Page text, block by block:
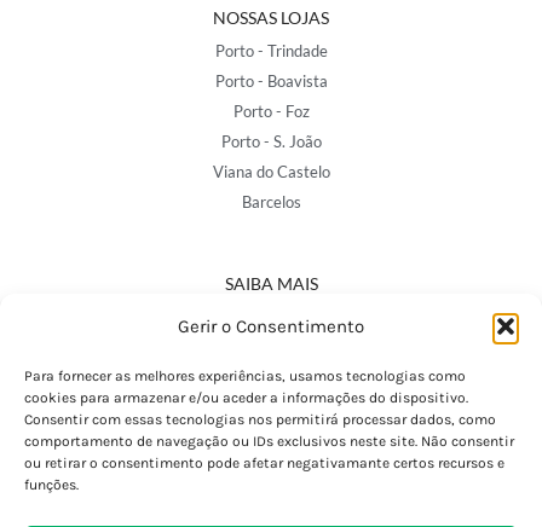
Gerir o Consentimento
Para fornecer as melhores experiências, usamos tecnologias como
cookies para armazenar e/ou aceder a informações do dispositivo.
Consentir com essas tecnologias nos permitirá processar dados, como
comportamento de navegação ou IDs exclusivos neste site. Não consentir
ou retirar o consentimento pode afetar negativamante certos recursos e
funções.
NOSSAS LOJAS
Porto - Trindade
Porto - Boavista
Porto - Foz
Porto - S. João
Viana do Castelo
Barcelos
SAIBA MAIS
Política de Privacidade
Termos e Condições
Perguntas Frequentes
Custos de Envio
Encomendas Internacionais